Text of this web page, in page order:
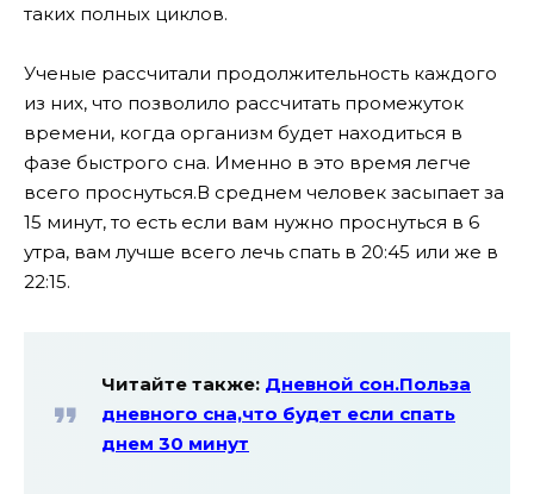
таких полных циклов.
Ученые рассчитали продолжительность каждого
из них, что позволило рассчитать промежуток
времени, когда организм будет находиться в
фазе быстрого сна. Именно в это время легче
всего проснуться.В среднем человек засыпает за
15 минут, то есть если вам нужно проснуться в 6
утра, вам лучше всего лечь спать в 20:45 или же в
22:15.
Читайте также: Дневной сон.Польза
дневного сна,что будет если спать
днем 30 минут